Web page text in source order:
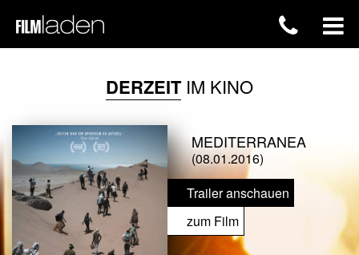
DERZEITIM KINO
MEDITERRANEA
(08.01.2016)
Trailer anschauen
zum Film